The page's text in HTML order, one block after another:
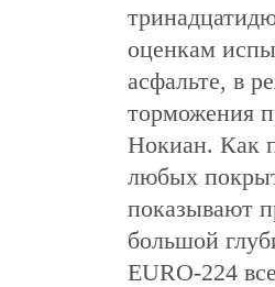
оценкам
асфальте, в
торможения
Нокиан. Как
любых
показывают
большой
EURO-224